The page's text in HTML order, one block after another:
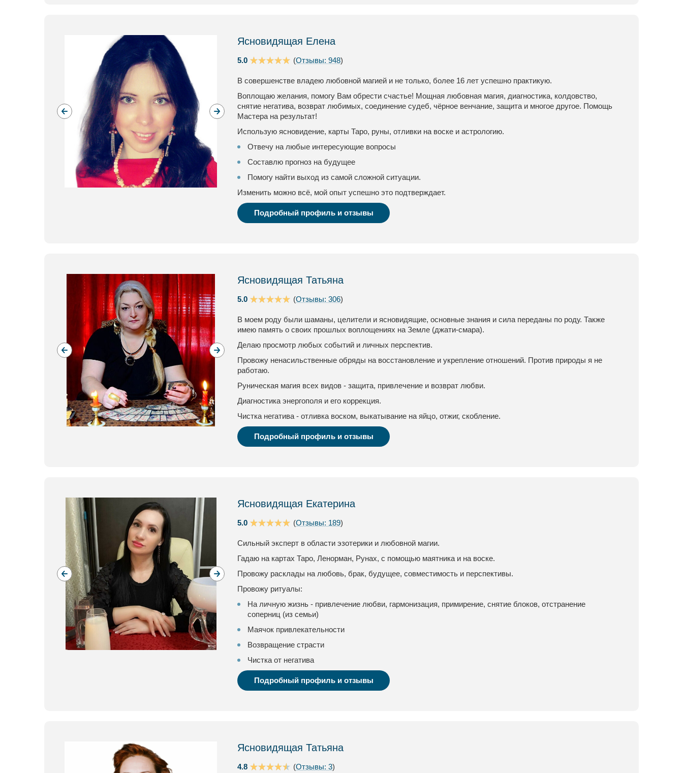
Ясновидящая Елена
5.0 (Отзывы: 948)
В совершенстве владею любовной магией и не только, более 16 лет успешно практикую.
Воплощаю желания, помогу Вам обрести счастье! Мощная любовная магия, диагностика, колдовство,
снятие негатива, возврат любимых, соединение судеб, чёрное венчание, защита и многое другое. Помощь
Мастера на результат!
Использую ясновидение, карты Таро, руны, отливки на воске и астрологию.
Отвечу на любые интересующие вопросы
Составлю прогноз на будущее
Помогу найти выход из самой сложной ситуации.
Изменить можно всё, мой опыт успешно это подтверждает.
Подробный профиль и отзывы
Ясновидящая Татьяна
5.0 (Отзывы: 306)
В моем роду были шаманы, целители и ясновидящие, основные знания и сила переданы по роду. Также
имею память о своих прошлых воплощениях на Земле (джати-смара).
Делаю просмотр любых событий и личных перспектив.
Провожу ненасильственные обряды на восстановление и укрепление отношений. Против природы я не
работаю.
Руническая магия всех видов - защита, привлечение и возврат любви.
Диагностика энергополя и его коррекция.
Чистка негатива - отливка воском, выкатывание на яйцо, отжиг, скобление.
Подробный профиль и отзывы
Ясновидящая Екатерина
5.0 (Отзывы: 189)
Сильный эксперт в области эзотерики и любовной магии.
Гадаю на картах Таро, Ленорман, Рунах, с помощью маятника и на воске.
Провожу расклады на любовь, брак, будущее, совместимость и перспективы.
Провожу ритуалы:
На личную жизнь - привлечение любви, гармонизация, примирение, снятие блоков, отстранение
соперниц (из семьи)
Маячок привлекательности
Возвращение страсти
Чистка от негатива
Подробный профиль и отзывы
Ясновидящая Татьяна
4.8 (Отзывы: 3)